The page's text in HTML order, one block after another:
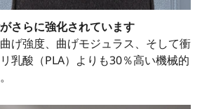
さらに強化されています
げ強度、曲げモジュラス、そして衝
乳酸（PLA）よりも30％高い機械的